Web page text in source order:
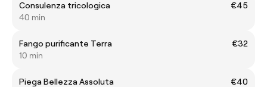
Consulenza tricologica
€45
40 min
Fango purificante Terra
€32
10 min
Piega Bellezza Assoluta
€40